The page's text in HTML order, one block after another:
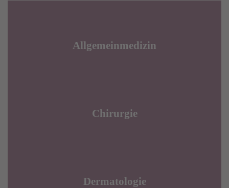
Allgemeinmedizin
Chirurgie
Dermatologie